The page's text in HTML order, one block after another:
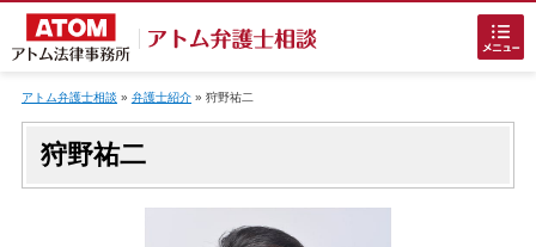
アトム弁護士相談 » 弁護士紹介» 狩野祐二
狩野祐二